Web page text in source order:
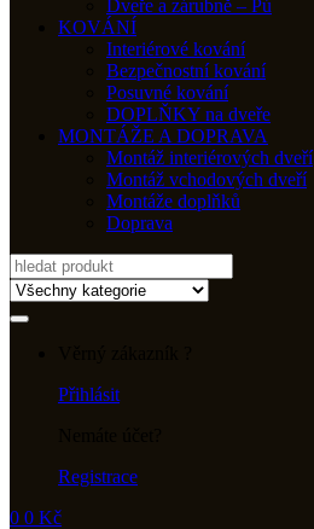
Dveře a zárubně – Pú
KOVÁNÍ
Interiérové kování
Bezpečnostní kování
Posuvné kování
DOPLŇKY na dveře
MONTÁŽE A DOPRAVA
Montáž interiérových dveří
Montáž vchodových dveří
Montáže doplňků
Doprava
Search
for:
Přihlásit
Registrace
0 0 Kč